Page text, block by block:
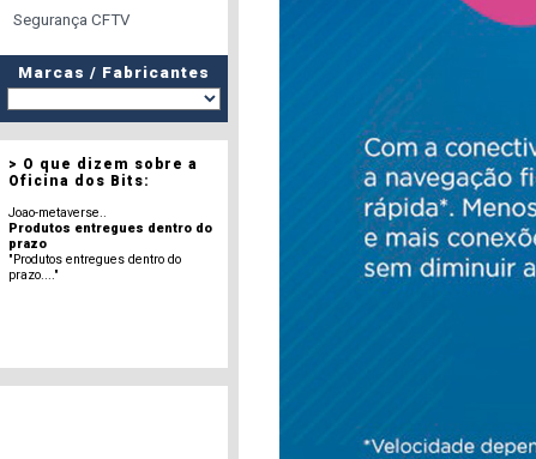
Segurança CFTV
Marcas / Fabricantes
> O que dizem sobre a
Oficina dos Bits:
Joao-metaverse..
Produtos entregues dentro do
prazo
"Produtos entregues dentro do
prazo...."